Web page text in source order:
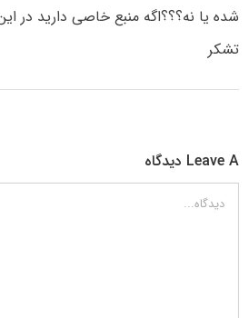
شده یا نه؟؟؟اگه منبع خاصی دارید در
تشکر
Leave A دیدگاه
دیدگاه